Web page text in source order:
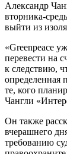
Александр
вторника-
выйти из
«Greenpeace
перевести на
к следствию,
определенная
те, кого
Чангли
Он также
вчерашнего
требованию